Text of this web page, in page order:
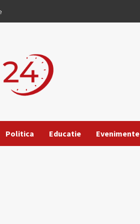
Politica Educatie Evenimente